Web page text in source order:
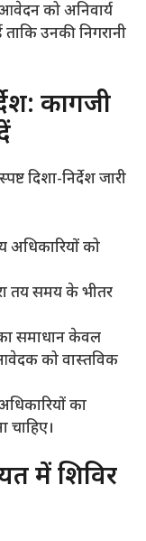
को अनिवार्य
उनकी निगरानी
कागजी
दिशा-निर्देश जारी
अधिकारियों को
तय समय के भीतर
समाधान केवल
को वास्तविक
का
चाहिए।
में शिविर